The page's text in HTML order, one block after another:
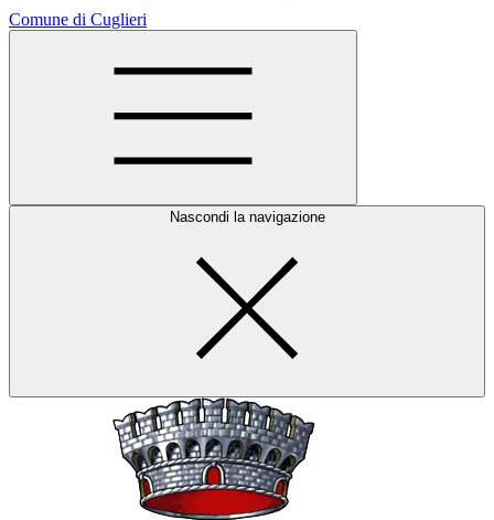
Comune di Cuglieri
Nascondi la navigazione